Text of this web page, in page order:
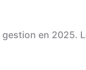
en 2025.